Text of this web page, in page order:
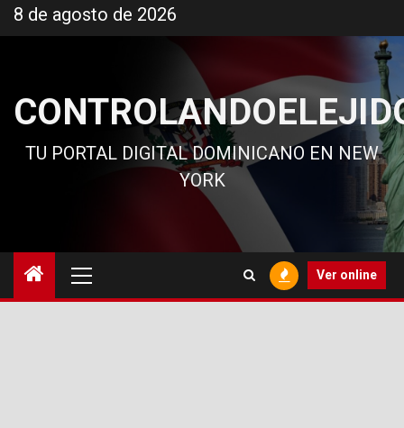
al
8 de agosto de 2026
TU PORTAL DIGITAL DOMINICANO EN NEW
YORK
principal
Ver online